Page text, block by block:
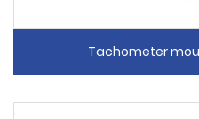
Tachometer